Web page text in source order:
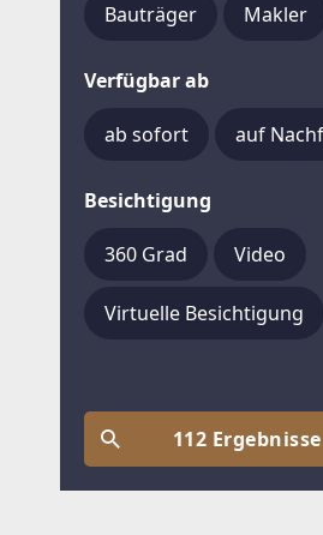
Bauträger Makler
Verfügbar ab
ab sofort auf
Besichtigung
360 Grad Video
Virtuelle Besichtigung
112